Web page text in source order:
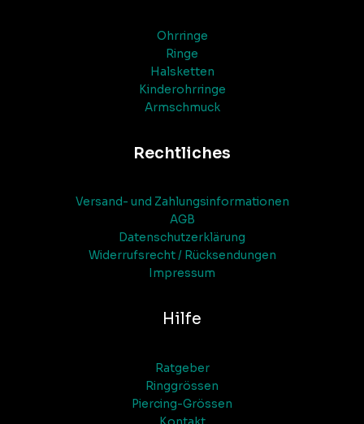
Ohrringe
Ringe
Halsketten
Kinderohrringe
Armschmuck
Rechtliches
Versand- und Zahlungsinformationen
AGB
Datenschutzerklärung
Widerrufsrecht / Rücksendungen
Impressum
Hilfe
Ratgeber
Ringgrössen
Piercing-Grössen